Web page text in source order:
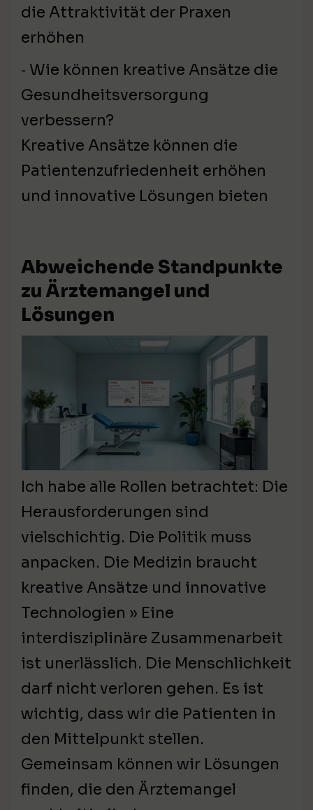
die Attraktivität der Praxen
erhöhen
⁃ Wie können kreative Ansätze die
Gesundheitsversorgung
verbessern?
Kreative Ansätze können die
Patientenzufriedenheit erhöhen
und innovative Lösungen bieten
Abweichende Standpunkte
zu Ärztemangel und
Lösungen
Ich habe alle Rollen betrachtet: Die
Herausforderungen sind
vielschichtig. Die Politik muss
anpacken. Die Medizin braucht
kreative Ansätze und innovative
Technologien » Eine
interdisziplinäre Zusammenarbeit
ist unerlässlich. Die Menschlichkeit
darf nicht verloren gehen. Es ist
wichtig, dass wir die Patienten in
den Mittelpunkt stellen.
Gemeinsam können wir Lösungen
finden, die den Ärztemangel